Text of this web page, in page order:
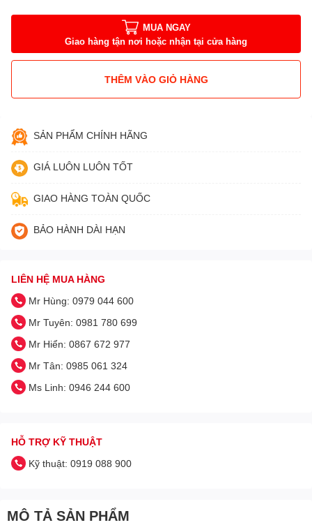
MUA NGAY
Giao hàng tận nơi hoặc nhận tại cửa hàng
THÊM VÀO GIỎ HÀNG
SẢN PHẨM CHÍNH HÃNG
GIÁ LUÔN LUÔN TỐT
GIAO HÀNG TOÀN QUỐC
BẢO HÀNH DÀI HẠN
LIÊN HỆ MUA HÀNG
Mr Hùng: 0979 044 600
Mr Tuyên: 0981 780 699
Mr Hiển: 0867 672 977
Mr Tân: 0985 061 324
Ms Linh: 0946 244 600
HỖ TRỢ KỸ THUẬT
Kỹ thuật: 0919 088 900
MÔ TẢ SẢN PHẨM